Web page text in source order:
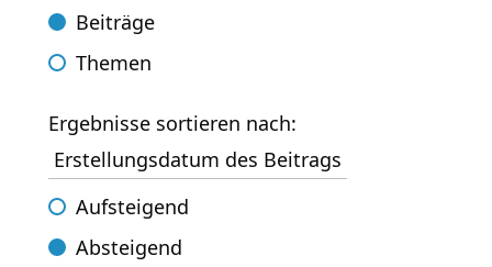
Beiträge
Themen
Ergebnisse sortieren nach:
Aufsteigend
Absteigend